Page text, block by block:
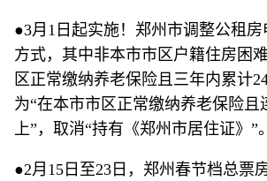
●3月1日起实施！郑州市调整公租
方式，其中非本市市区户籍住房困
区正常缴纳养老保险且三年内累计
为“在本市市区正常缴纳养老保险且
上”，取消“持有《郑州市居住证》”
●2月15日至23日，郑州春节档总票